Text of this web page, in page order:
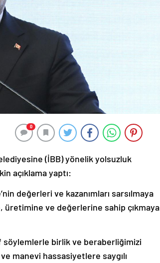
0
(İBB) yönelik yolsuzluk
açıklama yaptı:
değerleri ve kazanımları sarsılmaya
üretimine ve değerlerine sahip çıkmaya
söylemlerle birlik ve beraberliğimizi
manevi hassasiyetlere saygılı